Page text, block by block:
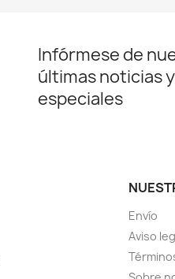
Infórmese de
últimas noticias
especiales
Envío
Aviso